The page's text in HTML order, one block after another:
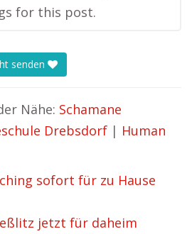
for this post.
senden
Nähe: Schamane
Drebsdorf | Human
sofort für zu Hause
jetzt für daheim